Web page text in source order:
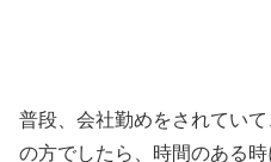
普段、会社勤めをされてい
の方でしたら、時間のある